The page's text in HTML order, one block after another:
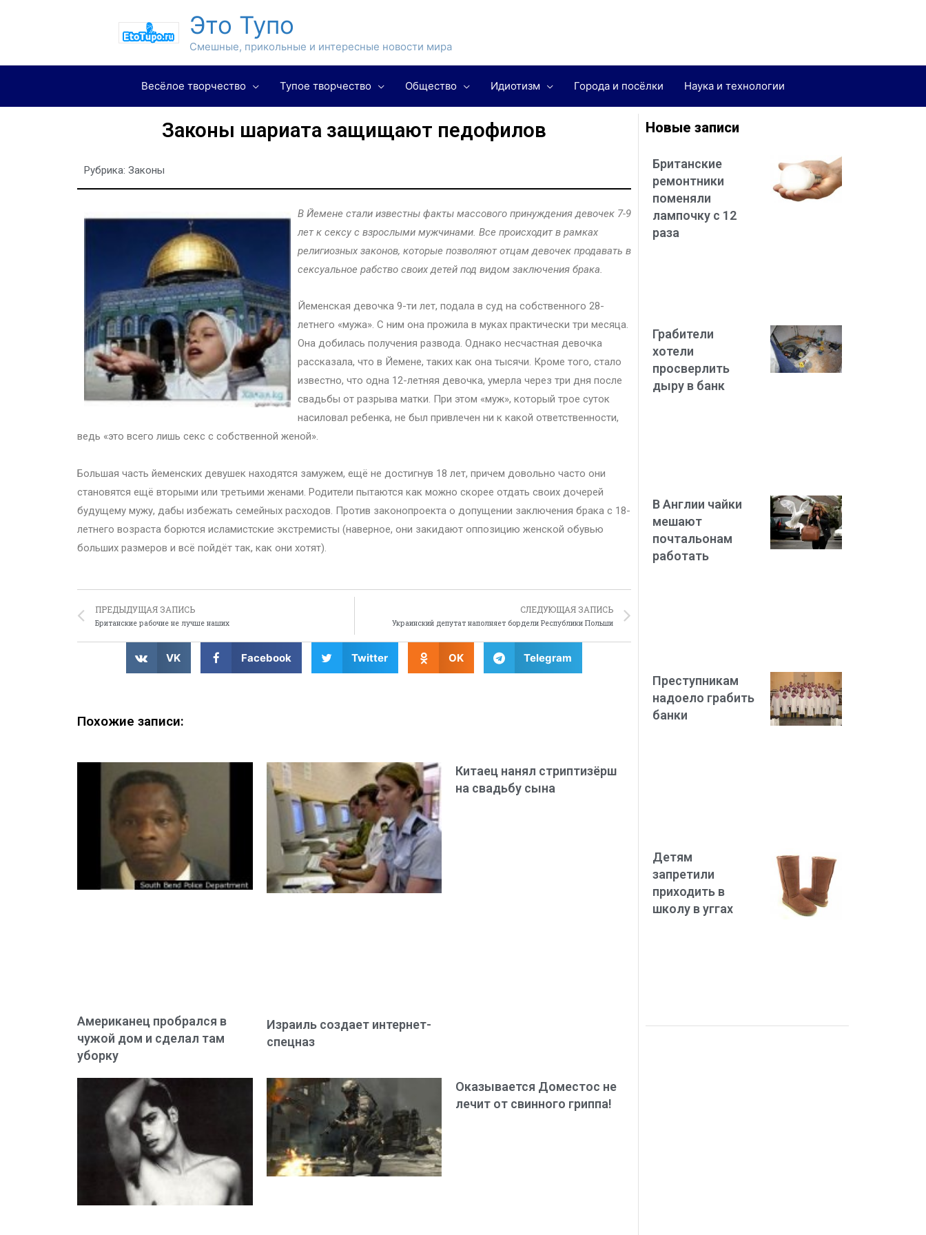
Это Тупо
Смешные, прикольные и интересные новости мира
Весёлое творчество Тупое творчество Общество Идиотизм Города и посёлки Наука и технологии
Законы шариата защищают педофилов
Рубрика: Законы
В Йемене стали известны факты массового принуждения девочек 7-9
лет к сексу с взрослыми мужчинами. Все происходит в рамках
религиозных законов, которые позволяют отцам девочек продавать в
сексуальное рабство своих детей под видом заключения брака.
Йеменская девочка 9-ти лет, подала в суд на собственного 28-
летнего «мужа». С ним она прожила в муках практически три месяца.
Она добилась получения развода. Однако несчастная девочка
рассказала, что в Йемене, таких как она тысячи. Кроме того, стало
известно, что одна 12-летняя девочка, умерла через три дня после
свадьбы от разрыва матки. При этом «муж», который трое суток
насиловал ребенка, не был привлечен ни к какой ответственности,
ведь «это всего лишь секс с собственной женой».
Большая часть йеменских девушек находятся замужем, ещё не достигнув 18 лет, причем довольно часто они
становятся ещё вторыми или третьими женами. Родители пытаются как можно скорее отдать своих дочерей
будущему мужу, дабы избежать семейных расходов. Против законопроекта о допущении заключения брака с 18-
летнего возраста борются исламистские экстремисты (наверное, они закидают оппозицию женской обувью
больших размеров и всё пойдёт так, как они хотят).
ПРЕДЫДУЩАЯ ЗАПИСЬ
Британские рабочие не лучше наших
СЛЕДУЮЩАЯ ЗАПИСЬ
Украинский депутат наполняет бордели Республики Польши
VK Facebook Twitter OK Telegram
Похожие записи:
Американец пробрался в
чужой дом и сделал там
уборку
Израиль создает интернет-
спецназ
Китаец нанял стриптизёрш
на свадьбу сына
Оказывается Доместос не
лечит от свинного гриппа!
Новые записи
Британские
ремонтники
поменяли
лампочку с 12
раза
Грабители
хотели
просверлить
дыру в банк
В Англии чайки
мешают
почтальонам
работать
Преступникам
надоело грабить
банки
Детям
запретили
приходить в
школу в уггах